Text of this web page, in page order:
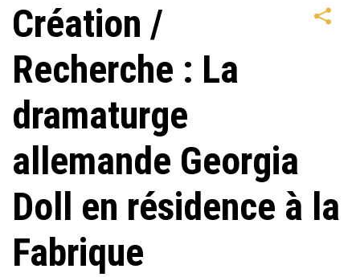
Création /
Recherche : La
dramaturge
allemande Georgia
Doll en résidence à la
Fabrique